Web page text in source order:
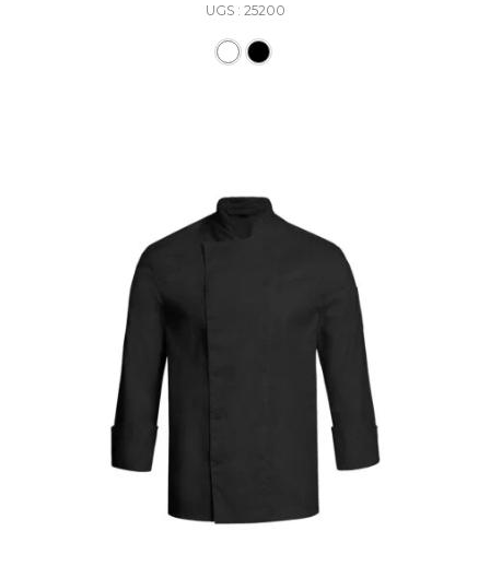
UGS : 25200